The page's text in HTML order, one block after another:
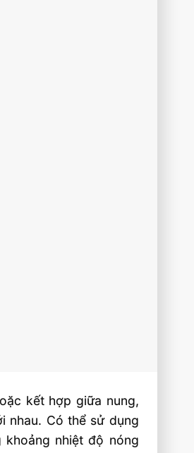
kết hợp giữa nung,
nhau. Có thể sử dụng
nhiệt độ nóng